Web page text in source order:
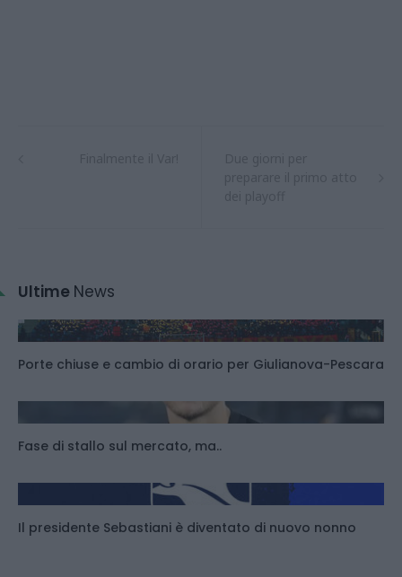
Ultime News
Porte chiuse e cambio di orario per Giulianova-Pescara
Fase di stallo sul mercato, ma..
Il presidente Sebastiani è diventato di nuovo nonno